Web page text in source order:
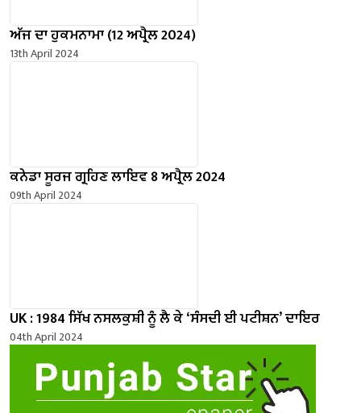
ਅੱਜ ਦਾ ਹੁਕਮਨਾਮਾ (12 ਅਪ੍ਰੈਲ 2024)
13th April 2024
ਕਨੇਡਾ ਸੂਰਜ ਗ੍ਰਹਿਣ ਲਾਇਵ 8 ਅਪ੍ਰੈਲ 2024
09th April 2024
UK : 1984 ਸਿੱਖ ਨਸਲਕੁਸ਼ੀ ਨੂੰ ਲੈ ਕੇ ‘ਸੰਸਦੀ ਈ ਪਟੀਸ਼ਨ’ ਦਾਇਰ
04th April 2024